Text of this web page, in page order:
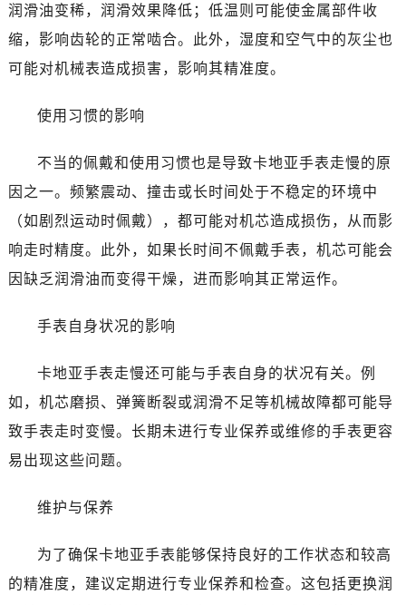
润滑油变稀，润滑效果降低；低温则可能使金属部件收
缩，影响齿轮的正常啮合。此外，湿度和空气中的灰尘也
可能对机械表造成损害，影响其精准度。
使用习惯的影响
不当的佩戴和使用习惯也是导致卡地亚手表走慢的原
因之一。频繁震动、撞击或长时间处于不稳定的环境中
（如剧烈运动时佩戴），都可能对机芯造成损伤，从而影
响走时精度。此外，如果长时间不佩戴手表，机芯可能会
因缺乏润滑油而变得干燥，进而影响其正常运作。
手表自身状况的影响
卡地亚手表走慢还可能与手表自身的状况有关。例
如，机芯磨损、弹簧断裂或润滑不足等机械故障都可能导
致手表走时变慢。长期未进行专业保养或维修的手表更容
易出现这些问题。
维护与保养
为了确保卡地亚手表能够保持良好的工作状态和较高
的精准度，建议定期进行专业保养和检查。这包括更换润